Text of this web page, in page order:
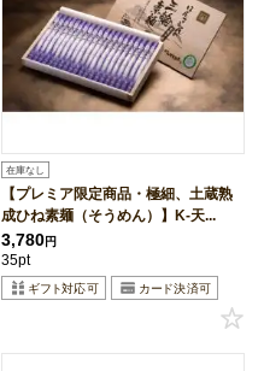
在庫なし
【プレミア限定商品・極細、土蔵熟
成ひね素麺（そうめん）】K-天...
3,780円
35pt